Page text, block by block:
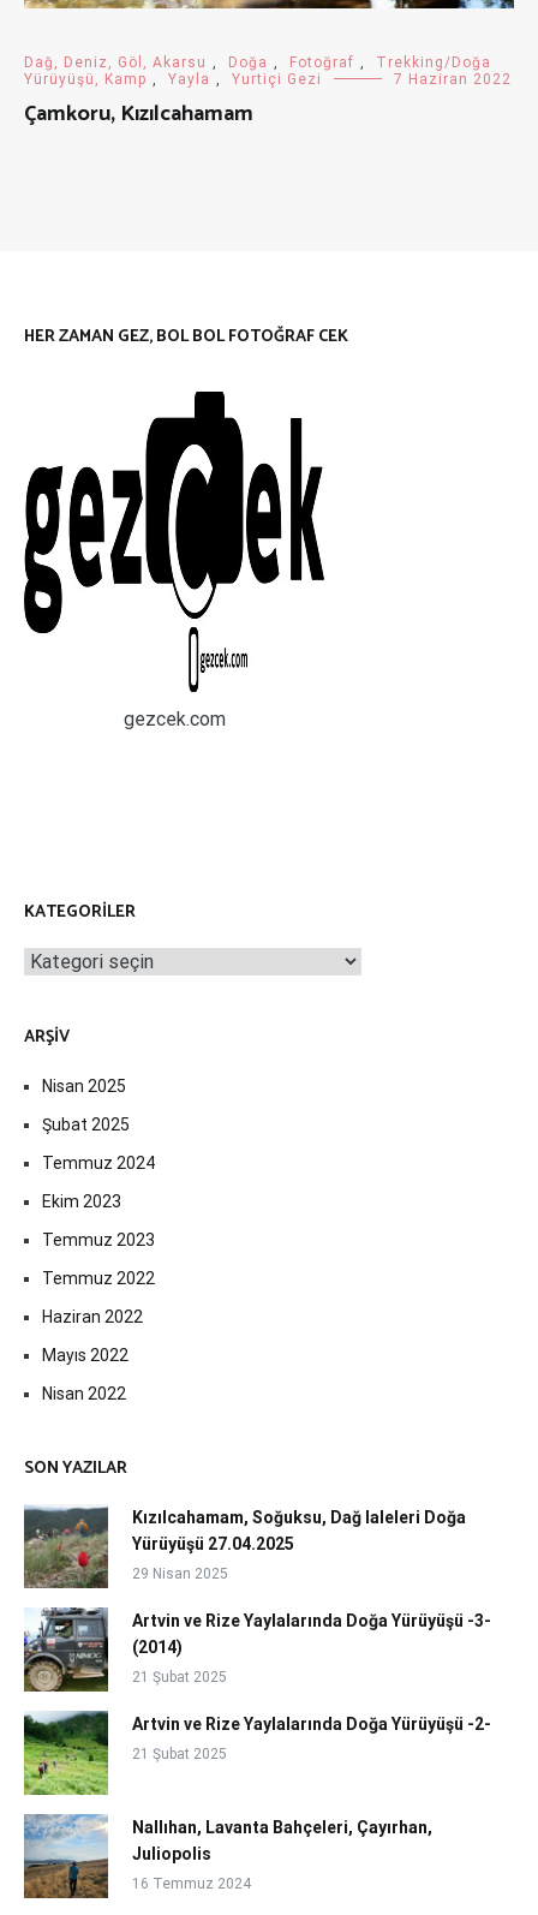
Dağ, Deniz, Göl, Akarsu , Doğa , Fotoğraf ,
Trekking/Doğa
Yürüyüşü, Kamp , Yayla , Yurtiçi Gezi 7 Haziran 2022
Çamkoru, Kızılcahamam
HER ZAMAN GEZ, BOL BOL FOTOĞRAF CEK
gezcek.com
KATEGORILER
Kategoriler
ARŞIV
Nisan 2025
Şubat 2025
Temmuz 2024
Ekim 2023
Temmuz 2023
Temmuz 2022
Haziran 2022
Mayıs 2022
Nisan 2022
SON YAZILAR
Kızılcahamam, Soğuksu, Dağ laleleri Doğa
Yürüyüşü 27.04.2025
29 Nisan 2025
Artvin ve Rize Yaylalarında Doğa Yürüyüşü -3-
(2014)
21 Şubat 2025
Artvin ve Rize Yaylalarında Doğa Yürüyüşü -2-
21 Şubat 2025
Nallıhan, Lavanta Bahçeleri, Çayırhan,
Juliopolis
16 Temmuz 2024